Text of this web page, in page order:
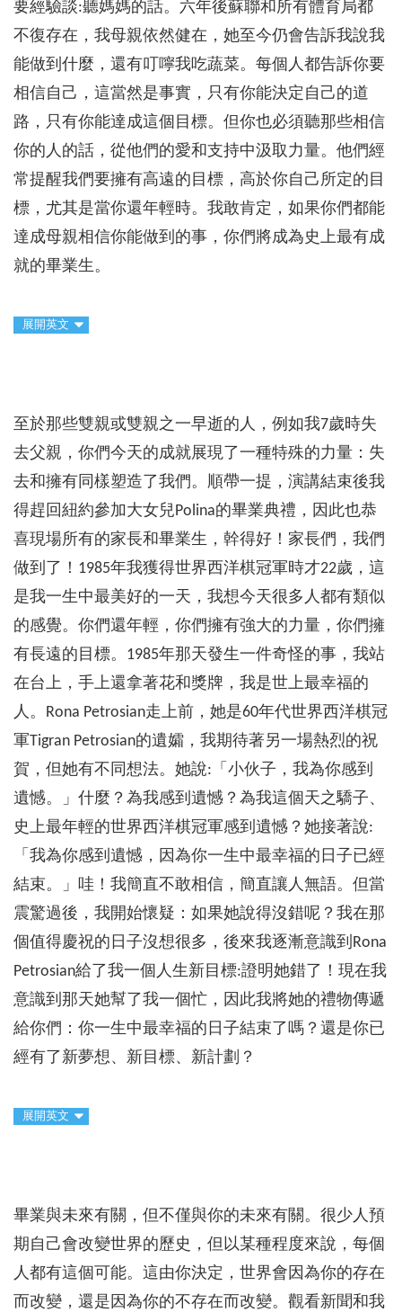
要經驗談:聽媽媽的話。六年後蘇聯和所有體育局都
不復存在，我母親依然健在，她至今仍會告訴我說我
能做到什麼，還有叮嚀我吃蔬菜。每個人都告訴你要
相信自己，這當然是事實，只有你能決定自己的道
路，只有你能達成這個目標。但你也必須聽那些相信
你的人的話，從他們的愛和支持中汲取力量。他們經
常提醒我們要擁有高遠的目標，高於你自己所定的目
標，尤其是當你還年輕時。我敢肯定，如果你們都能
達成母親相信你能做到的事，你們將成為史上最有成
就的畢業生。
展開英文
至於那些雙親或雙親之一早逝的人，例如我7歲時失
去父親，你們今天的成就展現了一種特殊的力量：失
去和擁有同樣塑造了我們。順帶一提，演講結束後我
得趕回紐約參加大女兒Polina的畢業典禮，因此也恭
喜現場所有的家長和畢業生，幹得好！家長們，我們
做到了！1985年我獲得世界西洋棋冠軍時才22歲，這
是我一生中最美好的一天，我想今天很多人都有類似
的感覺。你們還年輕，你們擁有強大的力量，你們擁
有長遠的目標。1985年那天發生一件奇怪的事，我站
在台上，手上還拿著花和獎牌，我是世上最幸福的
人。Rona Petrosian走上前，她是60年代世界西洋棋冠
軍Tigran Petrosian的遺孀，我期待著另一場熱烈的祝
賀，但她有不同想法。她說:「小伙子，我為你感到
遺憾。」什麼？為我感到遺憾？為我這個天之驕子、
史上最年輕的世界西洋棋冠軍感到遺憾？她接著說:
「我為你感到遺憾，因為你一生中最幸福的日子已經
結束。」哇！我簡直不敢相信，簡直讓人無語。但當
震驚過後，我開始懷疑：如果她說得沒錯呢？我在那
個值得慶祝的日子沒想很多，後來我逐漸意識到Rona
Petrosian給了我一個人生新目標:證明她錯了！現在我
意識到那天她幫了我一個忙，因此我將她的禮物傳遞
給你們：你一生中最幸福的日子結束了嗎？還是你已
經有了新夢想、新目標、新計劃？
展開英文
畢業與未來有關，但不僅與你的未來有關。很少人預
期自己會改變世界的歷史，但以某種程度來說，每個
人都有這個可能。這由你決定，世界會因為你的存在
而改變，還是因為你的不存在而改變。觀看新聞和我